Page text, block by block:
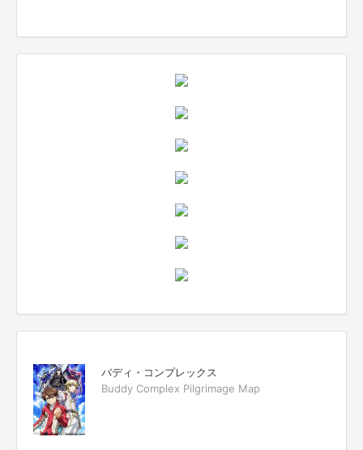
バディ・コンプレックス
Buddy Complex Pilgrimage Map